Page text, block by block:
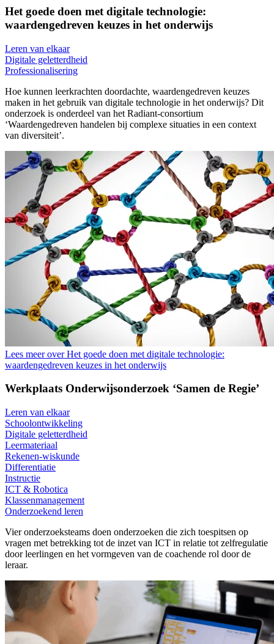
Het goede doen met digitale technologie:
waardengedreven keuzes in het onderwijs
Leren van elkaar
Digitale geletterdheid
Professionalisering
Hoe kunnen leerkrachten doordachte, waardengedreven keuzes
maken in het gebruik van digitale technologie in het onderwijs? Dit
onderzoek is onderdeel van het Radiant-consortium
‘Waardengedreven handelen bij complexe situaties in een context
van diversiteit’.
Lees meer over Het goede doen met digitale technologie:
waardengedreven keuzes in het onderwijs
Werkplaats Onderwijsonderzoek ‘Samen de Regie’
Leren van elkaar
Schoolontwikkeling
Digitale geletterdheid
Leermateriaal
Rekenen-wiskunde
Differentiatie
Instructie
ICT & Robotica
Klassenmanagement
Onderzoekend leren
Vier onderzoeksteams doen onderzoeken die zich toespitsen op
vragen met betrekking tot de inzet van ICT in relatie tot zelfregulatie
door leerlingen en het vormgeven van de coachende rol door de
leraar.